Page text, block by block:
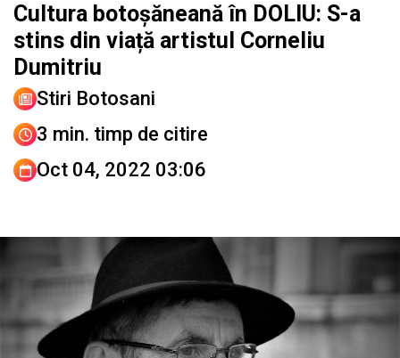
Cultura botoșăneană în DOLIU: S-a
stins din viață artistul Corneliu
Dumitriu
Stiri Botosani
3 min. timp de citire
Oct 04, 2022 03:06